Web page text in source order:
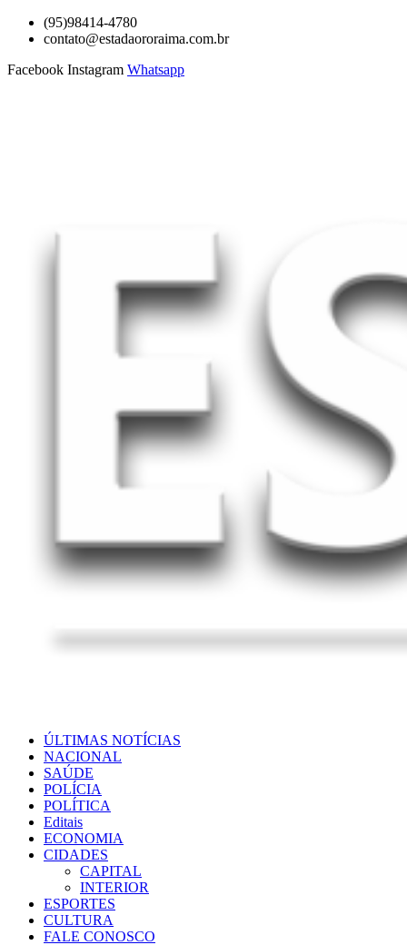
para
conteúdo
(95)98414-4780
contato@estadaororaima.com.br
Facebook Instagram Whatsapp
ÚLTIMAS NOTÍCIAS
NACIONAL
SAÚDE
POLÍCIA
POLÍTICA
Editais
ECONOMIA
CIDADES
CAPITAL
INTERIOR
ESPORTES
CULTURA
FALE CONOSCO